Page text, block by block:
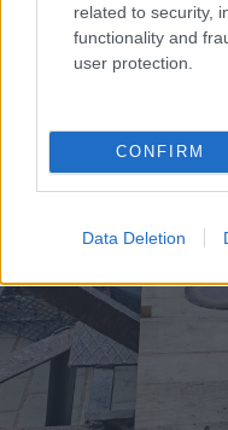
related to security,
functionality and
user protection.
CONFIRM
Data Deletion